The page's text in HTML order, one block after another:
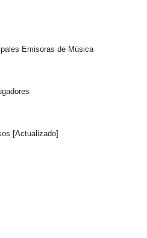
Emisoras de Música
[Actualizado]